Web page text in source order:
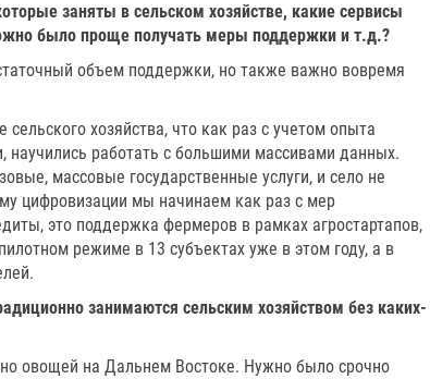
заняты в сельском хозяйстве, какие сервисы
было проще получать меры поддержки и т.д.?
объем поддержки, но также важно вовремя
хозяйства, что как раз с учетом опыта
научились работать с большими массивами данных.
массовые государственные услуги, и село не
цифровизации мы начинаем как раз с мер
это поддержка фермеров в рамках агростартапов,
режиме в 13 субъектах уже в этом году, а в
занимаются сельским хозяйством без каких-
овощей на Дальнем Востоке. Нужно было срочно